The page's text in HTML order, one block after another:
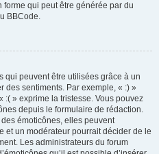
qui peut être générée par du
BBCode.
qui peuvent être utilisées grâce à un
des sentiments. Par exemple, « :) »
:( » exprime la tristesse. Vous pouvez
depuis le formulaire de rédaction.
émoticônes, elles peuvent
et un modérateur pourrait décider de le
Les administrateurs du forum